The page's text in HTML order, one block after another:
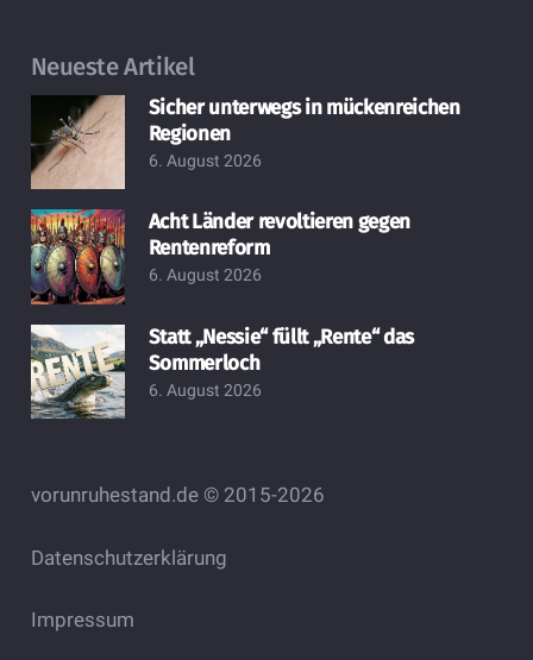
Neueste Artikel
Sicher unterwegs in mückenreichen
Regionen
6. August 2026
Acht Länder revoltieren gegen
Rentenreform
6. August 2026
Statt „Nessie“ füllt „Rente“ das
Sommerloch
6. August 2026
vorunruhestand.de © 2015-2026
Datenschutzerklärung
Impressum